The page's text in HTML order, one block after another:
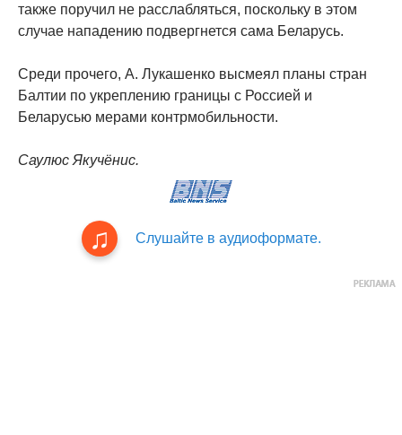
также поручил не расслабляться, поскольку в этом
случае нападению подвергнется сама Беларусь.
Среди прочего, А. Лукашенко высмеял планы стран
Балтии по укреплению границы с Россией и
Беларусью мерами контрмобильности.
Саулюс Якучёнис.
Слушайте в аудиоформате.